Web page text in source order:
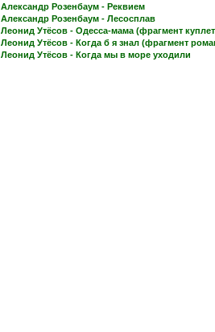
Александр Розенбаум - Реквием
Александр Розенбаум - Лесосплав
Леонид Утёсов - Одесса-мама (фрагмент
Леонид Утёсов - Когда б я знал (фрагмент
Леонид Утёсов - Когда мы в море уходили